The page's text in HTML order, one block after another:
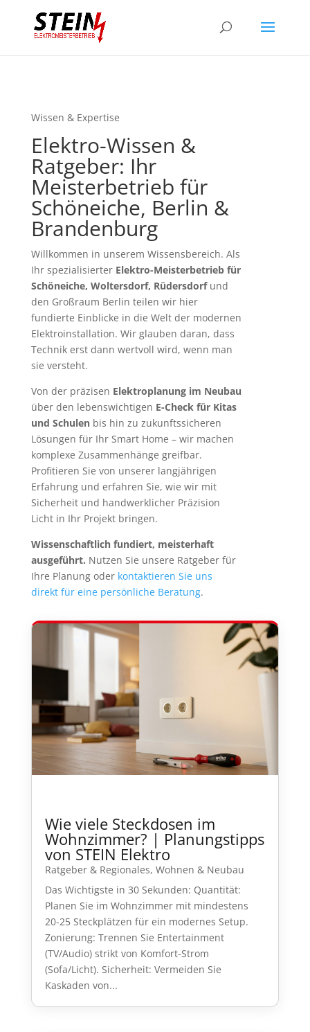
Wissen & Expertise
Elektro-Wissen &
Ratgeber: Ihr
Meisterbetrieb für
Schöneiche, Berlin &
Brandenburg
Willkommen in unserem Wissensbereich. Als
Ihr spezialisierter Elektro-Meisterbetrieb für
Schöneiche, Woltersdorf, Rüdersdorfund
den Großraum Berlin teilen wir hier
fundierte Einblicke in die Welt der modernen
Elektroinstallation. Wir glauben daran, dass
Technik erst dann wertvoll wird, wenn man
sie versteht.
Von der präzisen Elektroplanung im Neubau
über den lebenswichtigen E-Check für Kitas
und Schulenbis hin zu zukunftssicheren
Lösungen für Ihr Smart Home – wir machen
komplexe Zusammenhänge greifbar.
Profitieren Sie von unserer langjährigen
Erfahrung und erfahren Sie, wie wir mit
Sicherheit und handwerklicher Präzision
Licht in Ihr Projekt bringen.
Wissenschaftlich fundiert, meisterhaft
ausgeführt. Nutzen Sie unsere Ratgeber für
Ihre Planung oder kontaktieren Sie uns
direkt für eine persönliche Beratung.
Wie viele Steckdosen im
Wohnzimmer? | Planungstipps
von STEIN Elektro
Ratgeber & Regionales, Wohnen & Neubau
Das Wichtigste in 30 Sekunden: Quantität:
Planen Sie im Wohnzimmer mit mindestens
20-25 Steckplätzen für ein modernes Setup.
Zonierung: Trennen Sie Entertainment
(TV/Audio) strikt von Komfort-Strom
(Sofa/Licht). Sicherheit: Vermeiden Sie
Kaskaden von...